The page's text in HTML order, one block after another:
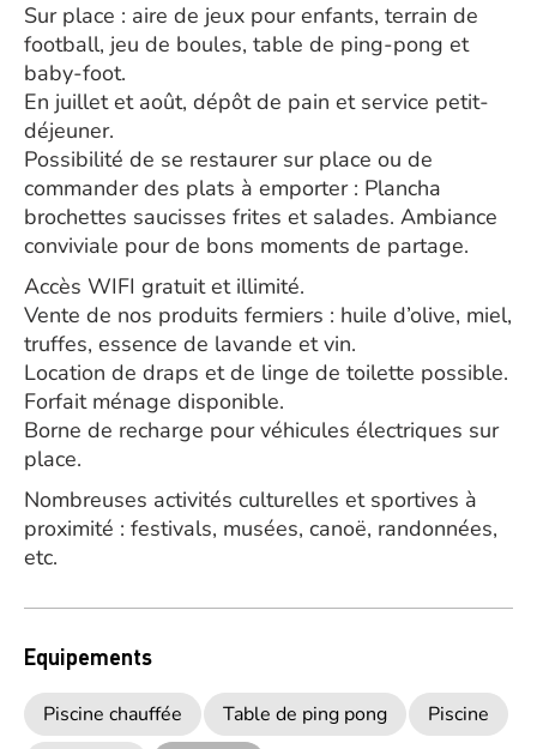
Sur place : aire de jeux pour enfants, terrain de
football, jeu de boules, table de ping-pong et
baby-foot.
En juillet et août, dépôt de pain et service petit-
déjeuner.
Possibilité de se restaurer sur place ou de
commander des plats à emporter : Plancha
brochettes saucisses frites et salades. Ambiance
conviviale pour de bons moments de partage.
Accès WIFI gratuit et illimité.
Vente de nos produits fermiers : huile d’olive, miel,
truffes, essence de lavande et vin.
Location de draps et de linge de toilette possible.
Forfait ménage disponible.
Borne de recharge pour véhicules électriques sur
place.
Nombreuses activités culturelles et sportives à
proximité : festivals, musées, canoë, randonnées,
etc.
Equipements
Piscine chauffée Table de ping pong
Piscine